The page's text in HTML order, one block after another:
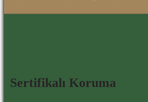
Sertifikalı Koruma